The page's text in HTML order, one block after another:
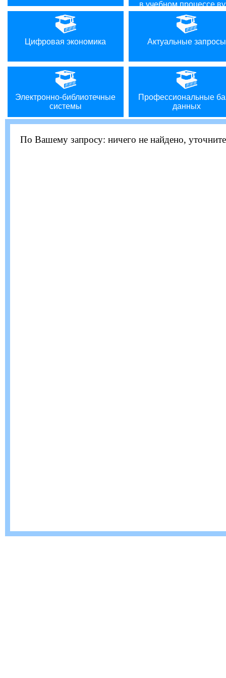
в учебном процессе
Цифровая экономика Актуальные запросы
Электронно-библиотечные
системы
Профессиональные
данных
По Вашему запросу: ничего не найдено,